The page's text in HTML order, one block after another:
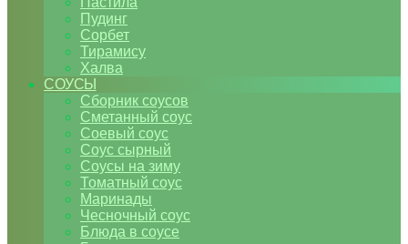
Пудинг
Сорбет
Тирамису
Халва
СОУСЫ
Сборник соусов
Сметанный соус
Соевый соус
Соус сырный
Соусы на зиму
Томатный соус
Маринады
Чесночный соус
Блюда в соусе